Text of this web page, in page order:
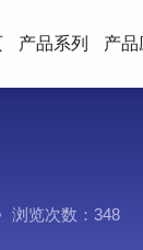
产品系列 产品
浏览次数：348